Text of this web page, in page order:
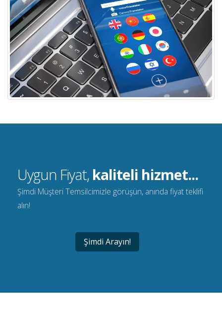
Uygun Fiyat, kaliteli hizmet...
Şimdi Müşteri Temsilcimizle görüşün, anında fiyat teklifi
alın!
Şimdi Arayın!